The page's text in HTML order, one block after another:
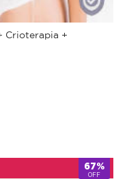
Crioterapia +
67%
OFF